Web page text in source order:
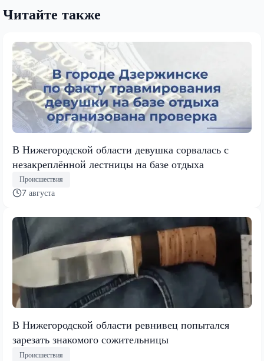
Читайте также
В Нижегородской области девушка сорвалась с
незакреплённой лестницы на базе отдыха
Происшествия
7 августа
В Нижегородской области ревнивец попытался
зарезать знакомого сожительницы
Происшествия